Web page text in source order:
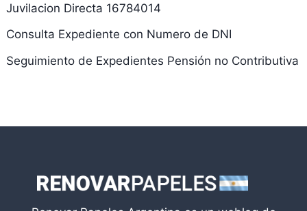
Juvilacion Directa 16784014
Consulta Expediente con Numero de DNI
Seguimiento de Expedientes Pensión no Contributiva